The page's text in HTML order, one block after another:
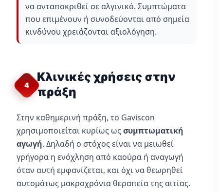
να ανταποκριθεί σε αλγινικό. Συμπτώματα
που επιμένουν ή συνοδεύονται από σημεία
κινδύνου χρειάζονται αξιολόγηση.
4
Κλινικές χρήσεις στην
πράξη
Στην καθημερινή πράξη, το Gaviscon
χρησιμοποιείται κυρίως ωςσυμπτωματική
αγωγή. Δηλαδή ο στόχος είναι να μειωθεί
γρήγορα η ενόχληση από καούρα ή αναγωγή
όταν αυτή εμφανίζεται, και όχι να θεωρηθεί
αυτομάτως μακροχρόνια θεραπεία της αιτίας.